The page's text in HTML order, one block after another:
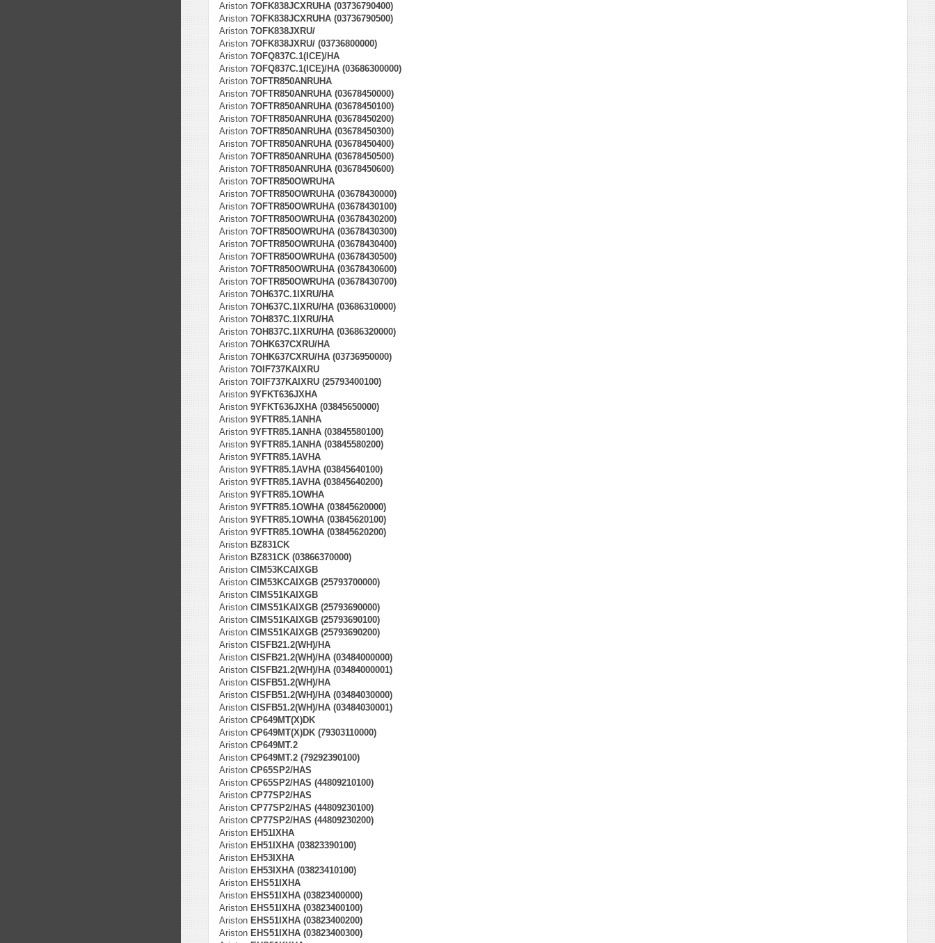
Ariston 7OFK838JCXRUHA (03736790400)
Ariston 7OFK838JCXRUHA (03736790500)
Ariston 7OFK838JXRU/
Ariston 7OFK838JXRU/ (03736800000)
Ariston 7OFQ837C.1(ICE)/HA
Ariston 7OFQ837C.1(ICE)/HA (03686300000)
Ariston 7OFTR850ANRUHA
Ariston 7OFTR850ANRUHA (03678450000)
Ariston 7OFTR850ANRUHA (03678450100)
Ariston 7OFTR850ANRUHA (03678450200)
Ariston 7OFTR850ANRUHA (03678450300)
Ariston 7OFTR850ANRUHA (03678450400)
Ariston 7OFTR850ANRUHA (03678450500)
Ariston 7OFTR850ANRUHA (03678450600)
Ariston 7OFTR850OWRUHA
Ariston 7OFTR850OWRUHA (03678430000)
Ariston 7OFTR850OWRUHA (03678430100)
Ariston 7OFTR850OWRUHA (03678430200)
Ariston 7OFTR850OWRUHA (03678430300)
Ariston 7OFTR850OWRUHA (03678430400)
Ariston 7OFTR850OWRUHA (03678430500)
Ariston 7OFTR850OWRUHA (03678430600)
Ariston 7OFTR850OWRUHA (03678430700)
Ariston 7OH637C.1IXRU/HA
Ariston 7OH637C.1IXRU/HA (03686310000)
Ariston 7OH837C.1IXRU/HA
Ariston 7OH837C.1IXRU/HA (03686320000)
Ariston 7OHK637CXRU/HA
Ariston 7OHK637CXRU/HA (03736950000)
Ariston 7OIF737KAIXRU
Ariston 7OIF737KAIXRU (25793400100)
Ariston 9YFKT636JXHA
Ariston 9YFKT636JXHA (03845650000)
Ariston 9YFTR85.1ANHA
Ariston 9YFTR85.1ANHA (03845580100)
Ariston 9YFTR85.1ANHA (03845580200)
Ariston 9YFTR85.1AVHA
Ariston 9YFTR85.1AVHA (03845640100)
Ariston 9YFTR85.1AVHA (03845640200)
Ariston 9YFTR85.1OWHA
Ariston 9YFTR85.1OWHA (03845620000)
Ariston 9YFTR85.1OWHA (03845620100)
Ariston 9YFTR85.1OWHA (03845620200)
Ariston BZ831CK
Ariston BZ831CK (03866370000)
Ariston CIM53KCAIXGB
Ariston CIM53KCAIXGB (25793700000)
Ariston CIMS51KAIXGB
Ariston CIMS51KAIXGB (25793690000)
Ariston CIMS51KAIXGB (25793690100)
Ariston CIMS51KAIXGB (25793690200)
Ariston CISFB21.2(WH)/HA
Ariston CISFB21.2(WH)/HA (03484000000)
Ariston CISFB21.2(WH)/HA (03484000001)
Ariston CISFB51.2(WH)/HA
Ariston CISFB51.2(WH)/HA (03484030000)
Ariston CISFB51.2(WH)/HA (03484030001)
Ariston CP649MT(X)DK
Ariston CP649MT(X)DK (79303110000)
Ariston CP649MT.2
Ariston CP649MT.2 (79292390100)
Ariston CP65SP2/HAS
Ariston CP65SP2/HAS (44809210100)
Ariston CP77SP2/HAS
Ariston CP77SP2/HAS (44809230100)
Ariston CP77SP2/HAS (44809230200)
Ariston EH51IXHA
Ariston EH51IXHA (03823390100)
Ariston EH53IXHA
Ariston EH53IXHA (03823410100)
Ariston EHS51IXHA
Ariston EHS51IXHA (03823400000)
Ariston EHS51IXHA (03823400100)
Ariston EHS51IXHA (03823400200)
Ariston EHS51IXHA (03823400300)